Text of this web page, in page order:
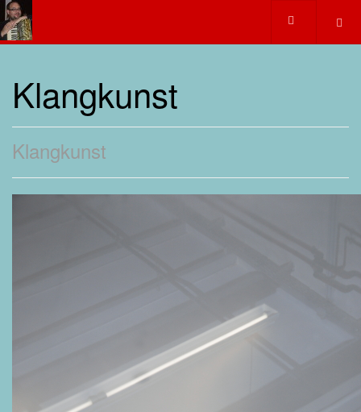
Klangkunst
Klangkunst